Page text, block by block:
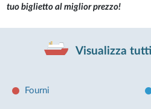
tuo biglietto al miglior prezzo!
Visualizza
Fourni